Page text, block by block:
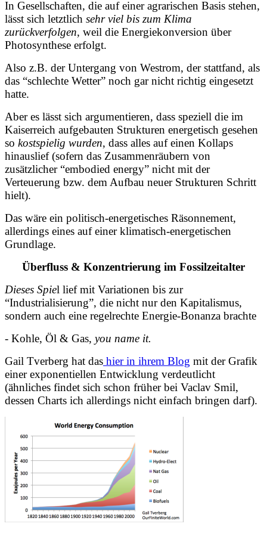
In Gesellschaften, die auf einer agrarischen Basis stehen,
lässt sich letztlich sehr viel bis zum Klima
zurückverfolgen, weil die Energiekonversion über
Photosynthese erfolgt.
Also z.B. der Untergang von Westrom, der stattfand, als
das “schlechte Wetter” noch gar nicht richtig eingesetzt
hatte.
Aber es lässt sich argumentieren, dass speziell die im
Kaiserreich aufgebauten Strukturen energetisch gesehen
so kostspielig wurden, dass alles auf einen Kollaps
hinauslief (sofern das Zusammenräubern von
zusätzlicher “embodied energy” nicht mit der
Verteuerung bzw. dem Aufbau neuer Strukturen Schritt
hielt).
Das wäre ein politisch-energetisches Räsonnement,
allerdings eines auf einer klimatisch-energetischen
Grundlage.
Überfluss & Konzentrierung im Fossilzeitalter
Dieses Spiel lief mit Variationen bis zur
“Industrialisierung”, die nicht nur den Kapitalismus,
sondern auch eine regelrechte Energie-Bonanza brachte
- Kohle, Öl & Gas, you name it.
Gail Tverberg hat das hier in ihrem Blog mit der Grafik
einer exponentiellen Entwicklung verdeutlicht
(ähnliches findet sich schon früher bei Vaclav Smil,
dessen Charts ich allerdings nicht einfach bringen darf).